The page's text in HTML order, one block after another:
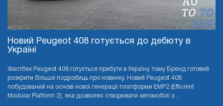
Новий Peugeot 408 готується до дебюту в
Україні
Фастбек Peugeot 408 готується прибути в Україну, тому Бренд готовий
розкрити більше подробиць про новинку. Новий Peugeot 408
побудований на основі нової генерації платформи EMP2 (Efficient
Modular Platform 2), яка дозволяє створювати автомобілі з ...